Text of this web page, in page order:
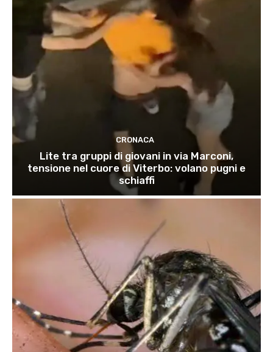
CRONACA
Lite tra gruppi di giovani in via Marconi,
tensione nel cuore di Viterbo: volano pugni e
schiaffi